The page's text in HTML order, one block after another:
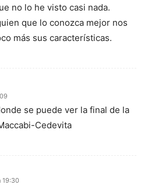
no lo he visto casi nada.
que lo conozca mejor nos
más sus características.
se puede ver la final de la
Cedevita
19:30